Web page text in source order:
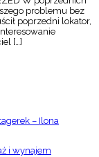
problemu bez
poprzedni lokator,
[…]
i wynajem